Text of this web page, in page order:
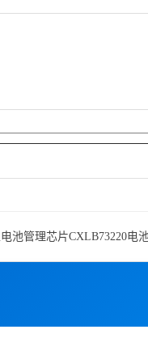
池管理芯片CXLB73220电